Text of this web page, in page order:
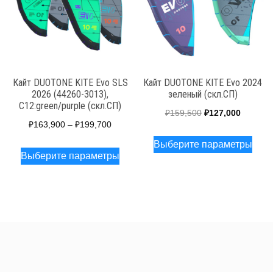
выбрать
на
странице
Кайт DUOTONE KITE Evo SLS
2026 (44260-3013),
C12:green/purple (скл.СП)
₽163,900 –₽199,700
Выберите параметры
Этот
товар
Кайт DUOTONE KITE Evo 2024
зеленый (скл.СП)
₽159,500 Первоначальная
составляла
₽127,000
Выберите параметры
Этот